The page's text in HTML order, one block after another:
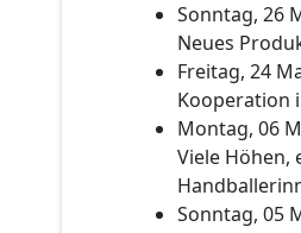
Sonntag, 26
Neues
Freitag, 24
Kooperation
Montag, 06
Viele Höhen,
Sonntag, 05